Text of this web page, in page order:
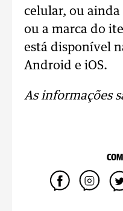
celular, ou
ou a marca do
está disponível
Android e iOS.
As informações